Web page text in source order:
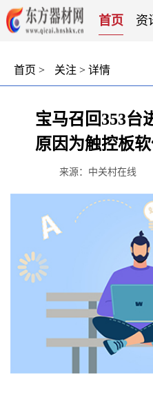
首页 资
首页 > 关注 > 详情
宝马召回353台
原因为触控板
来源：中关村在线